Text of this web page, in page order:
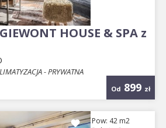
Od 899 zł
HOUSE & SPA z
- PRYWATNA
NextPow: 42 m2